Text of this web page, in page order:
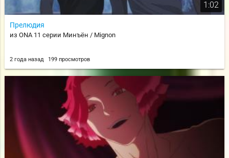
1:02
Прелюдия
из ONA 11 серии Минъён / Mignon
2 года назад 199 просмотров